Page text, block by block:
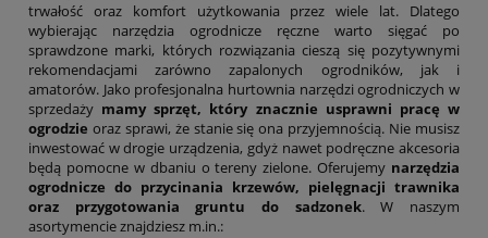
trwałość oraz komfort użytkowania przez wiele lat. Dlatego
wybierając narzędzia ogrodnicze ręczne warto sięgać po
sprawdzone marki, których rozwiązania cieszą się pozytywnymi
rekomendacjami zarówno zapalonych ogrodników, jak i
amatorów. Jako profesjonalna hurtownia narzędzi ogrodniczych w
sprzedaży mamy sprzęt, który znacznie usprawni pracę w
ogrodzie oraz sprawi, że stanie się ona przyjemnością. Nie musisz
inwestować w drogie urządzenia, gdyż nawet podręczne akcesoria
będą pomocne w dbaniu o tereny zielone. Oferujemy narzędzia
ogrodnicze do przycinania krzewów, pielęgnacji trawnika
oraz przygotowania gruntu do sadzonek. W naszym
asortymencie znajdziesz m.in.: